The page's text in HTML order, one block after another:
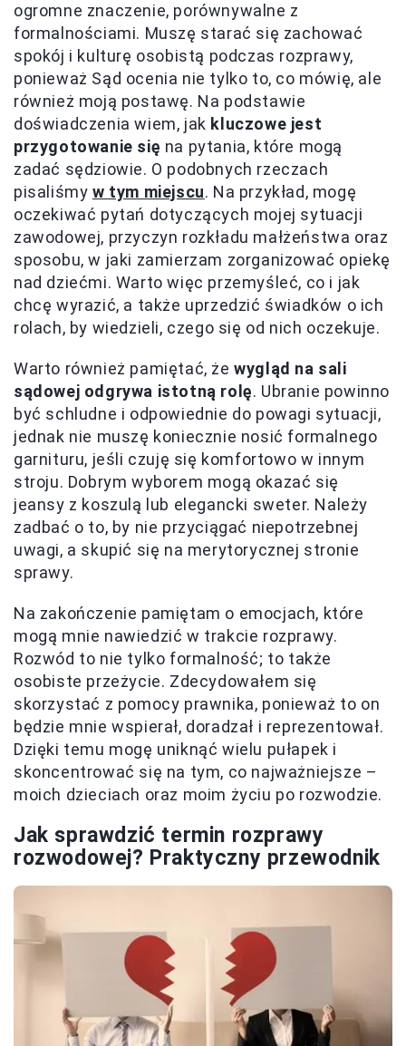
ogromne znaczenie, porównywalne z
formalnościami. Muszę starać się zachować
spokój i kulturę osobistą podczas rozprawy,
ponieważ Sąd ocenia nie tylko to, co mówię, ale
również moją postawę. Na podstawie
doświadczenia wiem, jak kluczowe jest
przygotowanie się na pytania, które mogą
zadać sędziowie. O podobnych rzeczach
pisaliśmy w tym miejscu. Na przykład, mogę
oczekiwać pytań dotyczących mojej sytuacji
zawodowej, przyczyn rozkładu małżeństwa oraz
sposobu, w jaki zamierzam zorganizować opiekę
nad dziećmi. Warto więc przemyśleć, co i jak
chcę wyrazić, a także uprzedzić świadków o ich
rolach, by wiedzieli, czego się od nich oczekuje.
Warto również pamiętać, żewygląd na sali
sądowej odgrywa istotną rolę. Ubranie powinno
być schludne i odpowiednie do powagi sytuacji,
jednak nie muszę koniecznie nosić formalnego
garnituru, jeśli czuję się komfortowo w innym
stroju. Dobrym wyborem mogą okazać się
jeansy z koszulą lub elegancki sweter. Należy
zadbać o to, by nie przyciągać niepotrzebnej
uwagi, a skupić się na merytorycznej stronie
sprawy.
Na zakończenie pamiętam o emocjach, które
mogą mnie nawiedzić w trakcie rozprawy.
Rozwód to nie tylko formalność; to także
osobiste przeżycie. Zdecydowałem się
skorzystać z pomocy prawnika, ponieważ to on
będzie mnie wspierał, doradzał i reprezentował.
Dzięki temu mogę uniknąć wielu pułapek i
skoncentrować się na tym, co najważniejsze –
moich dzieciach oraz moim życiu po rozwodzie.
Jak sprawdzić termin rozprawy
rozwodowej? Praktyczny przewodnik